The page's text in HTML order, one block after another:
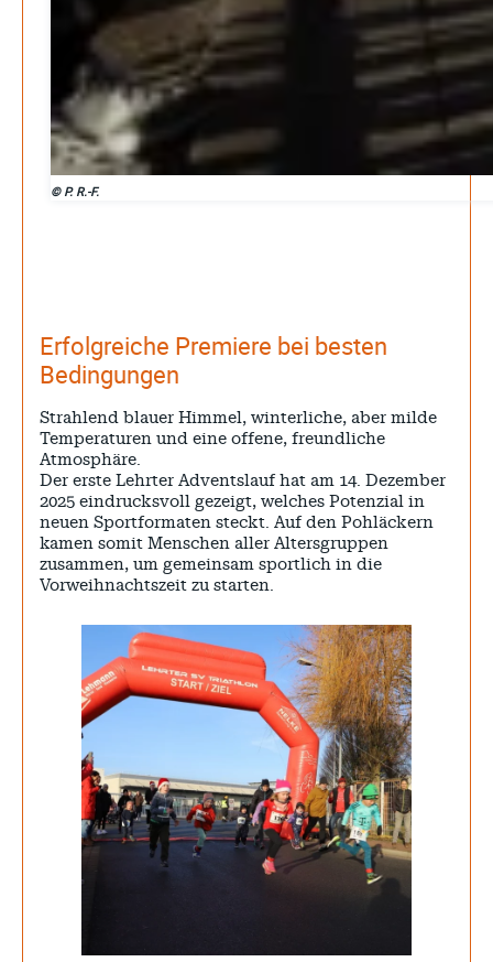
Juli 2026
Juni 2026
Mai 2026
April 2026
März 2026
© P. R.-F.
Erfolgreiche Premiere bei besten
Bedingungen
Strahlend blauer Himmel, winterliche, aber milde
Temperaturen und eine offene, freundliche
Atmosphäre.
Der erste Lehrter Adventslauf hat am 14. Dezember
2025 eindrucksvoll gezeigt, welches Potenzial in
neuen Sportformaten steckt. Auf den Pohläckern
kamen somit Menschen aller Altersgruppen
zusammen, um gemeinsam sportlich in die
Vorweihnachtszeit zu starten.